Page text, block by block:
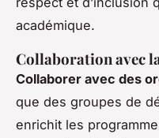
académique.
Collaboration avec
Collaborer avec des
que des groupes de
enrichit les